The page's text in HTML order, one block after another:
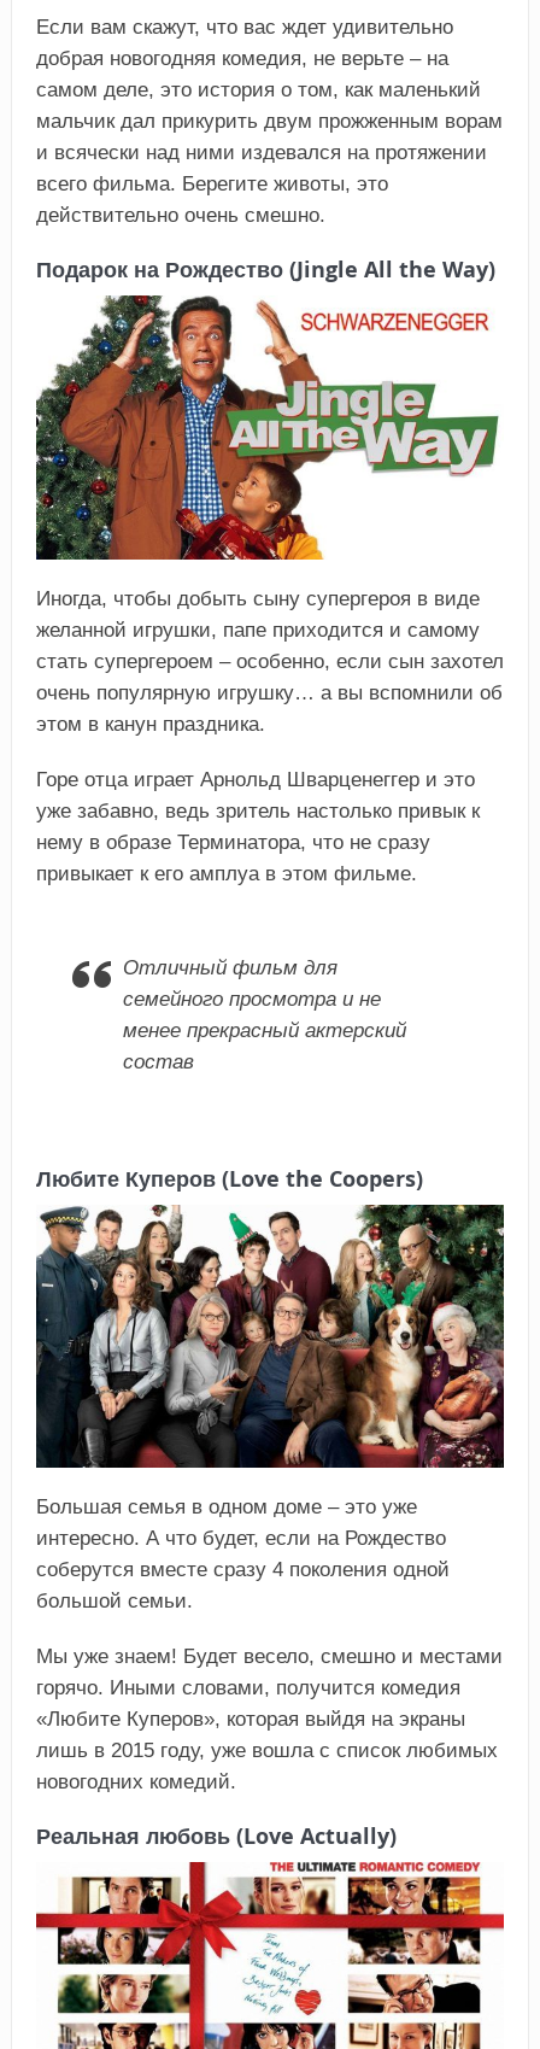
Если вам скажут, что вас ждет удивительно
добрая новогодняя комедия, не верьте – на
самом деле, это история о том, как маленький
мальчик дал прикурить двум прожженным ворам
и всячески над ними издевался на протяжении
всего фильма. Берегите животы, это
действительно очень смешно.
Подарок на Рождество (Jingle All the Way)
Иногда, чтобы добыть сыну супергероя в виде
желанной игрушки, папе приходится и самому
стать супергероем – особенно, если сын захотел
очень популярную игрушку… а вы вспомнили об
этом в канун праздника.
Горе отца играет Арнольд Шварценеггер и это
уже забавно, ведь зритель настолько привык к
нему в образе Терминатора, что не сразу
привыкает к его амплуа в этом фильме.
Отличный фильм для
семейного просмотра и не
менее прекрасный актерский
состав
Любите Куперов (Love the Coopers)
Большая семья в одном доме – это уже
интересно. А что будет, если на Рождество
соберутся вместе сразу 4 поколения одной
большой семьи.
Мы уже знаем! Будет весело, смешно и местами
горячо. Иными словами, получится комедия
«Любите Куперов», которая выйдя на экраны
лишь в 2015 году, уже вошла с список любимых
новогодних комедий.
Реальная любовь (Love Actually)